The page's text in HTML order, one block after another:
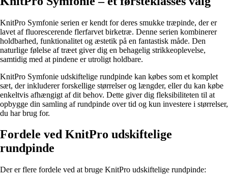
KnitPro Symfonie serien er kendt for deres smukke træpinde, der er
lavet af fluorescerende flerfarvet birketræ. Denne serien kombinerer
holdbarhed, funktionalitet og æstetik på en fantastisk måde. Den
naturlige følelse af træet giver dig en behagelig strikkeoplevelse,
samtidig med at pindene er utroligt holdbare.
KnitPro Symfonie udskiftelige rundpinde kan købes som et komplet
sæt, der inkluderer forskellige størrelser og længder, eller du kan købe
enkeltvis afhængigt af dit behov. Dette giver dig fleksibiliteten til at
opbygge din samling af rundpinde over tid og kun investere i størrelser,
du har brug for.
Fordele ved KnitPro udskiftelige
rundpinde
Der er flere fordele ved at bruge KnitPro udskiftelige rundpinde: